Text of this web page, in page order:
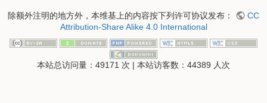
除额外注明的地方外，本维基上的内容按下列许可协议发布：
CC
Attribution-Share Alike 4.0 International
本站总访问量： 49171 次 | 本站访客数： 44389 人次